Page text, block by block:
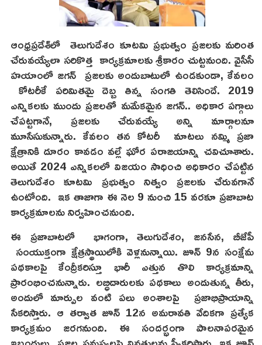
ఆంధ్రప్రదేశ్‌లో తెలుగుదేశం కూటమి ప్రభుత్వం ప్రజలకు మరింత
చేరువయ్యేలా సరికొత్త కార్యక్రమాలకు శ్రీకారం చుట్టనుంది. వైసీసీ
హయాంలో జగన్ ప్రజలకు అందుబాటులో ఉండకుండా, కేవలం
కోటరీకే పరిమితమై దెబ్బ తిన్న సంగతి తెలిసిందే. 2019
ఎన్నికలకు ముందు ప్రజలతో మమేకమైన జగన్.. అధికార పగ్గాలు
చేపట్టగానే, ప్రజలకు చేరువయ్యే అన్ని మార్గాలనూ
మూసేసుకున్నారు. కేవలం తన కోటరీ మాటలు నమ్మి ప్రజా
క్షేత్రానికి దూరం కావడం వల్లే ఘోర పరాజయాన్ని చవిచూశారు.
అయితే 2024 ఎన్నికలలో విజయం సాధించి అధికారం చేపట్టిన
తెలుగుదేశం కూటమి ప్రభుత్వం నిత్వం ప్రజలకు చేరువగానే
ఉంటోంది. ఇక తాజాగా ఈ నెల 9 నుంచి 15 వరకూ ప్రజాబాట
కార్యక్రమాలను నిర్వహించనుంది.
ఈ ప్రజాబాటలో భాగంగా, తెలుగుదేశం, జనసేన, బీజేపీ
సంయుక్తంగా క్షేత్రస్థాయిలోకి వెళ్లనున్నాయి. జూన్ 9న సంక్షేమ
పథకాలపై కేంద్రీకరిస్తూ భారీ ఎత్తున తొలి కార్యక్రమాన్ని
ప్రారంభించనున్నారు. లబ్ధిదారులకు పథకాలు అందుతున్న తీరు,
అందులో మార్పుల వంటి పలు అంశాలపై ప్రజాభిప్రాయాన్ని
సేకరిస్తారు. ఆ తర్వాత జూన్ 12న అమరావతి వేదికగా ప్రత్యేక
కార్యక్రమం జరగనుంది. ఈ సందర్భంగా పాలనాపరమైన